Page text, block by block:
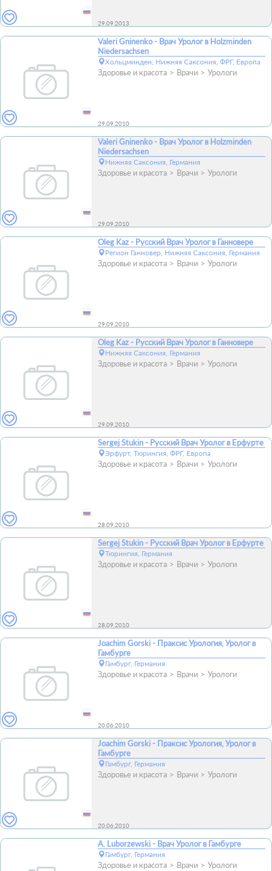
29.09.2013
Valeri Gninenko - Врач Уролог в Holzminden
Niedersachsen
Хольцминден, Нижняя Саксония, ФРГ, Европа
Здоровье и красота Врачи Урологи
29.09.2010
Valeri Gninenko - Врач Уролог в Holzminden
Niedersachsen
Нижняя Саксония, Германия
Здоровье и красота Врачи Урологи
29.09.2010
Oleg Kaz - Русский Врач Уролог в Ганновере
Регион Ганновер, Нижняя Саксония, Германия
Здоровье и красота Врачи Урологи
29.09.2010
Oleg Kaz - Русский Врач Уролог в Ганновере
Нижняя Саксония, Германия
Здоровье и красота Врачи Урологи
29.09.2010
Sergej Stukin - Русский Врач Уролог в Ерфурте
Эрфурт, Тюрингия, ФРГ, Европа
Здоровье и красота Врачи Урологи
28.09.2010
Sergej Stukin - Русский Врач Уролог в Ерфурте
Тюрингия, Германия
Здоровье и красота Врачи Урологи
28.09.2010
Joachim Gorski - Праксис Урология, Уролог в
Гамбурге
Гамбург, Германия
Здоровье и красота Врачи Урологи
20.06.2010
Joachim Gorski - Праксис Урология, Уролог в
Гамбурге
Гамбург, Германия
Здоровье и красота Врачи Урологи
20.06.2010
A. Luborzewski - Врач Уролог в Гамбурге
Гамбург, Германия
Здоровье и красота Врачи Урологи